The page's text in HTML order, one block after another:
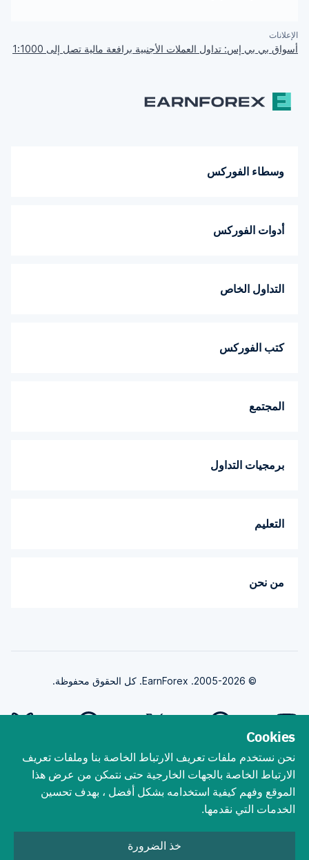
الإعلانات
أسواق بي بي إس: تداول العملات الأجنبية برافعة مالية تصل إلى 1:1000
وسطاء الفوركس
أدوات الفوركس
التداول الخاص
كتب الفوركس
المجتمع
برمجيات التداول
التعليم
من نحن
© 2005-2026. EarnForex. كل الحقوق محفوظة.
تتداول أبدًا بالمال الذي لا يمكنك تحمل خسارته! يمكن أن يؤدي التداول باستخدام
طورت بواسطة
Cookies
نحن نستخدم ملفات تعريف الارتباط الخاصة بنا وملفات تعريف
الارتباط الخاصة بالجهات الخارجية حتى نتمكن من عرض هذا
الموقع وفهم كيفية استخدامه بشكل أفضل ، بهدف تحسين
الخدمات التي نقدمها.
خذ الضرورة